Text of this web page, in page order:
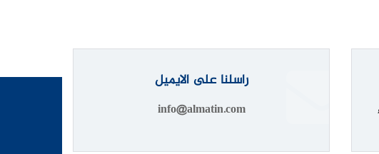
راسلنا على الايميل
info@almatin.com